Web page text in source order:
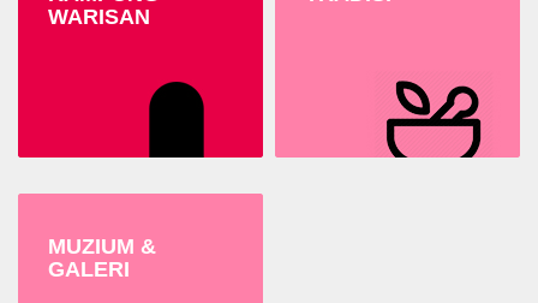
WARISAN
MUZIUM &
GALERI